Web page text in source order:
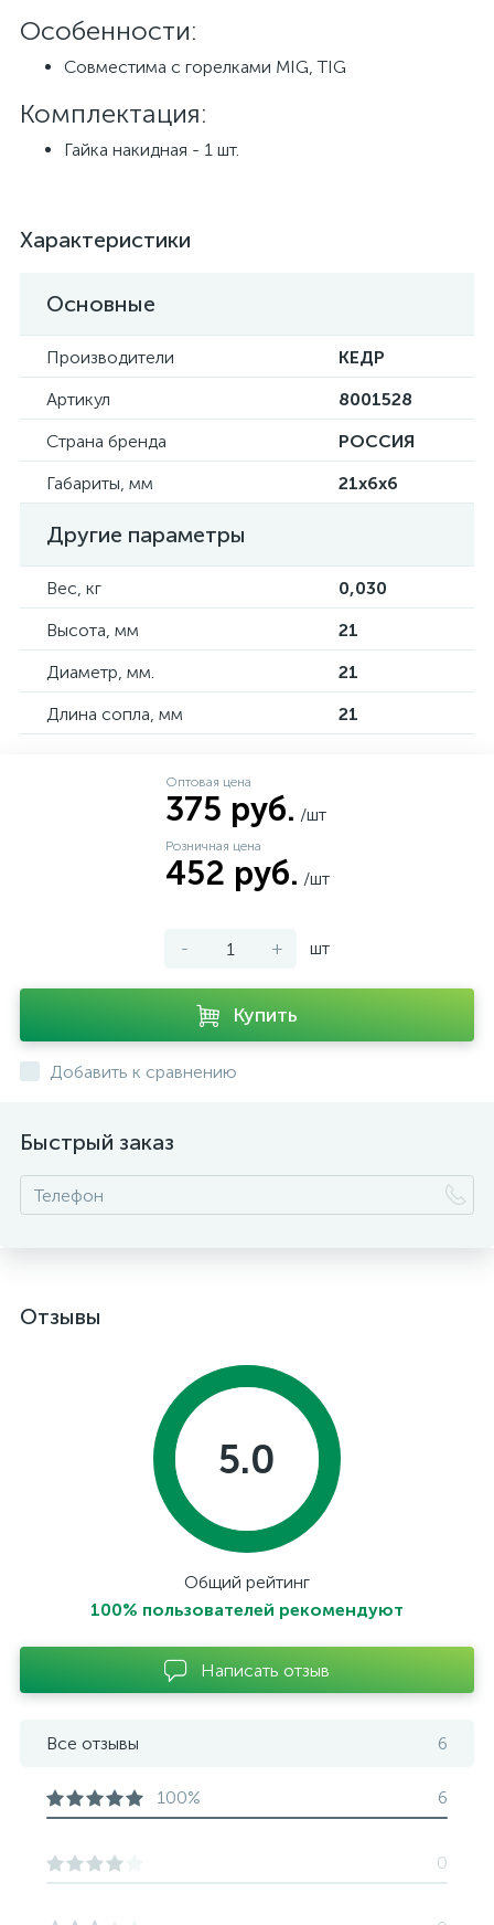
Особенности:
Совместима с горелками MIG, TIG
Комплектация:
Гайка накидная - 1 шт.
Характеристики
Основные
Производители
КЕДР
Артикул
8001528
Страна бренда
РОССИЯ
Габариты, мм
21х6х6
Другие параметры
Вес, кг
0,030
Высота, мм
21
Диаметр, мм.
21
Длина сопла, мм
21
Оптовая цена
375 руб. /шт
Розничная цена
452 руб. /шт
- + шт
Купить
Добавить к сравнению
Быстрый заказ
Отзывы
5.0
Общий рейтинг
100% пользователей рекомендуют
Написать отзыв
Все отзывы 6
100% 6
0